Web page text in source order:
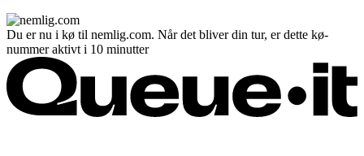
Du er nu i kø til nemlig.com. Når det bliver din tur, er dette kø-
nummer aktivt i 10 minutter